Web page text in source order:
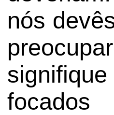
nós
focados